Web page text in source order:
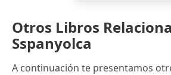
Otros Libros
Sspanyolca
A continuación te presentamos